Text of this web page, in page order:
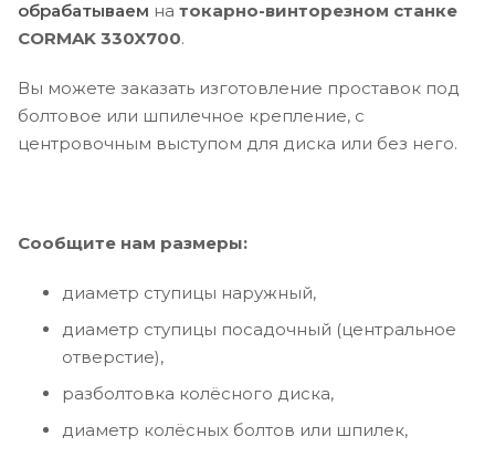
обрабатываем на токарно-винторезном станке
CORMAK 330X700.
Вы можете заказать изготовление проставок под
болтовое или шпилечное крепление, с
центровочным выступом для диска или без него.
Сообщите нам размеры:
диаметр ступицы наружный,
диаметр ступицы посадочный (центральное
отверстие),
разболтовка колёсного диска,
диаметр колёсных болтов или шпилек,